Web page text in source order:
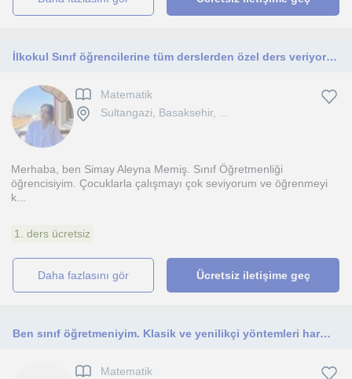
İlkokul Sınıf öğrencilerine tüm derslerden özel ders veriyorum
Matematik
Sultangazi, Basaksehir, ...
Merhaba, ben Simay Aleyna Memiş. Sınıf Öğretmenliği
öğrencisiyim. Çocuklarla çalışmayı çok seviyorum ve öğrenmeyi
k...
1. ders ücretsiz
daha fazlasını gör Ücretsiz iletişime geç
Ben sınıf öğretmeniyim. Klasik ve yenilikçi yöntemleri harmanlayarak çocukların hem eğlenmesini hem de öğrenmelerini sağlıyorum.
Matematik